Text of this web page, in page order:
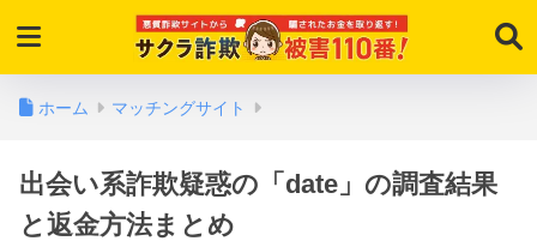
ホーム マッチングサイト
出会い系詐欺疑惑の「date」の調査結果
と返金方法まとめ